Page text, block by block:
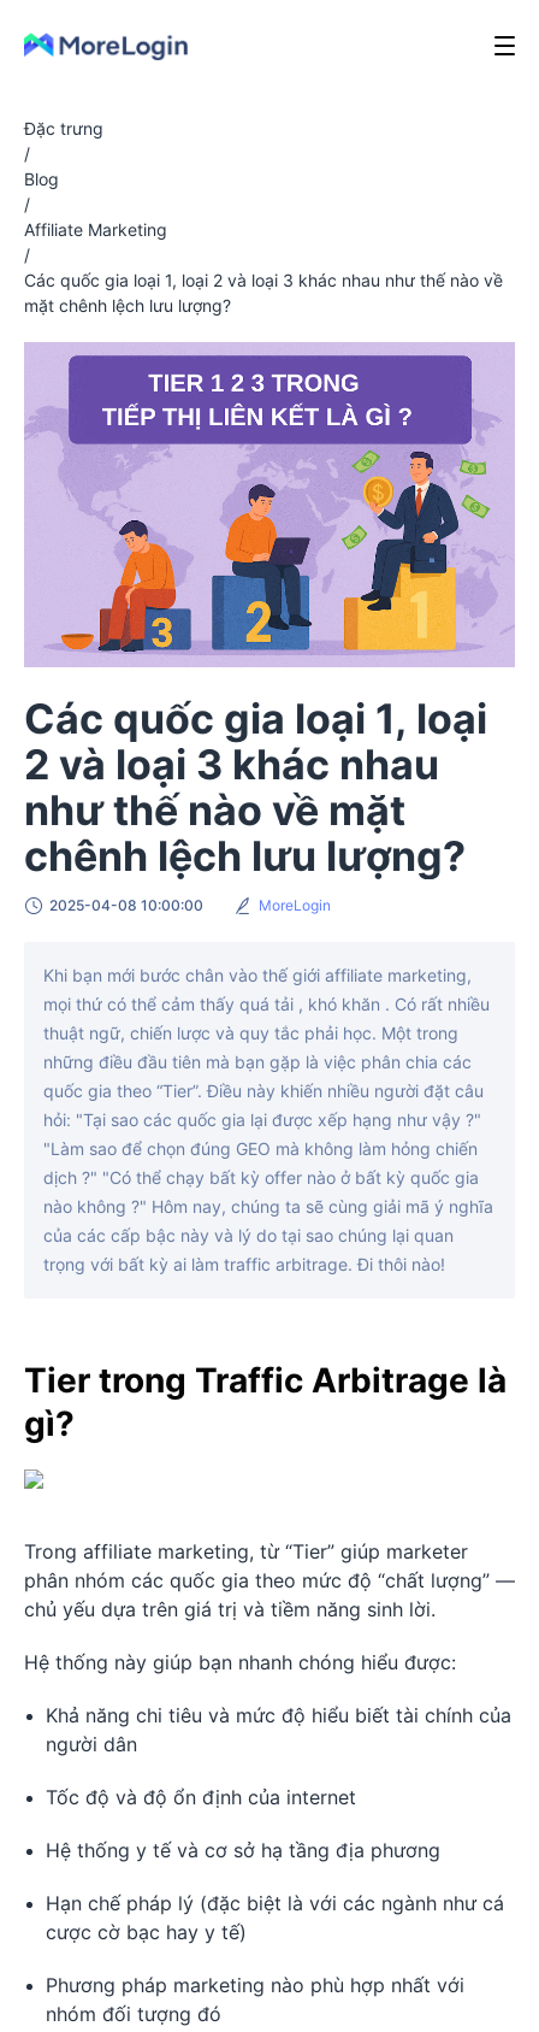
Đặc trưng
/
Blog
/
Affiliate Marketing
/
Các quốc gia loại 1, loại 2 và loại 3 khác nhau như thế nào về
mặt chênh lệch lưu lượng?
Các quốc gia loại 1, loại
2 và loại 3 khác nhau
như thế nào về mặt
chênh lệch lưu lượng?
2025-04-08 10:00:00 MoreLogin
Khi bạn mới bước chân vào thế giới affiliate marketing,
mọi thứ có thể cảm thấy quá tải , khó khăn . Có rất nhiều
thuật ngữ, chiến lược và quy tắc phải học. Một trong
những điều đầu tiên mà bạn gặp là việc phân chia các
quốc gia theo “Tier”. Điều này khiến nhiều người đặt câu
hỏi: "Tại sao các quốc gia lại được xếp hạng như vậy ?"
"Làm sao để chọn đúng GEO mà không làm hỏng chiến
dịch ?" "Có thể chạy bất kỳ offer nào ở bất kỳ quốc gia
nào không ?" Hôm nay, chúng ta sẽ cùng giải mã ý nghĩa
của các cấp bậc này và lý do tại sao chúng lại quan
trọng với bất kỳ ai làm traffic arbitrage. Đi thôi nào!
Tier trong Traffic Arbitrage là
gì?
Trong affiliate marketing, từ “Tier” giúp marketer
phân nhóm các quốc gia theo mức độ “chất lượng” —
chủ yếu dựa trên giá trị và tiềm năng sinh lời.
Hệ thống này giúp bạn nhanh chóng hiểu được:
Khả năng chi tiêu và mức độ hiểu biết tài chính của
người dân
Tốc độ và độ ổn định của internet
Hệ thống y tế và cơ sở hạ tầng địa phương
Hạn chế pháp lý (đặc biệt là với các ngành như cá
cược cờ bạc hay y tế)
Phương pháp marketing nào phù hợp nhất với
nhóm đối tượng đó